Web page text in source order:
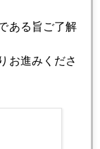
ある旨ご了解
お進みくださ